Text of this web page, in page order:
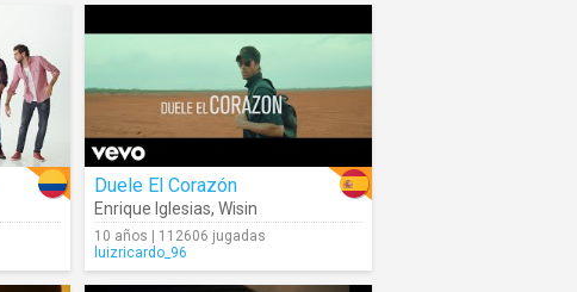
Duele El Corazón
Enrique Iglesias, Wisin
10 años | 112606 jugadas
luizricardo_96